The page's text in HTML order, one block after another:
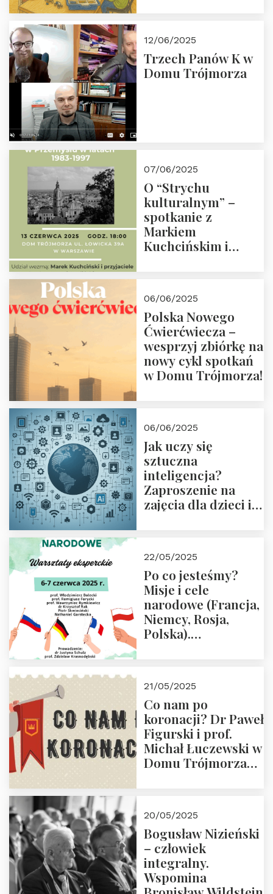
Fundacji
12/06/2025
Trzech Panów K w
Domu Trójmorza
07/06/2025
O “Strychu
kulturalnym” –
spotkanie z
Markiem
Kuchcińskim i
18:00
06/06/2025
Polska Nowego
Ćwierćwiecza –
wesprzyj zbiórkę na
nowy cykl spotkań
w Domu Trójmorza!
06/06/2025
Jak uczy się
sztuczna
inteligencja?
Zaproszenie na
zajęcia dla dzieci i
22/05/2025
Po co jesteśmy?
Misje i cele
narodowe (Francja,
Niemcy, Rosja,
Polska).
Zapraszamy do
zapisów.
21/05/2025
Co nam po
koronacji? Dr Paweł
Figurski i prof.
Michał Łuczewski w
Domu Trójmorza
20/05/2025
Bogusław Nizieński
– człowiek
integralny.
Wspomina